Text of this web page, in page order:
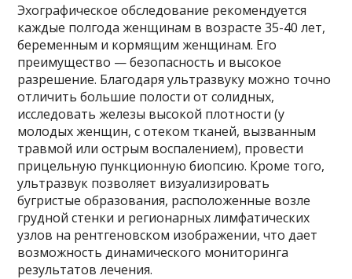
Эхографическое обследование рекомендуется
каждые полгода женщинам в возрасте 35-40 лет,
беременным и кормящим женщинам. Его
преимущество — безопасность и высокое
разрешение. Благодаря ультразвуку можно точно
отличить большие полости от солидных,
исследовать железы высокой плотности (у
молодых женщин, с отеком тканей, вызванным
травмой или острым воспалением), провести
прицельную пункционную биопсию. Кроме того,
ультразвук позволяет визуализировать
бугристые образования, расположенные возле
грудной стенки и регионарных лимфатических
узлов на рентгеновском изображении, что дает
возможность динамического мониторинга
результатов лечения.